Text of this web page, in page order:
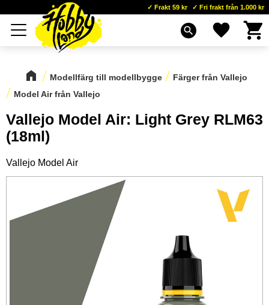
Meny
Frakt 59 kr Fri frakt från 1.000 kr
search Favoriter
Modellfärg till modellbygge
Färger från Vallejo
Model Air från Vallejo
Vallejo Model Air: Light Grey RLM63
(18ml)
Vallejo Model Air